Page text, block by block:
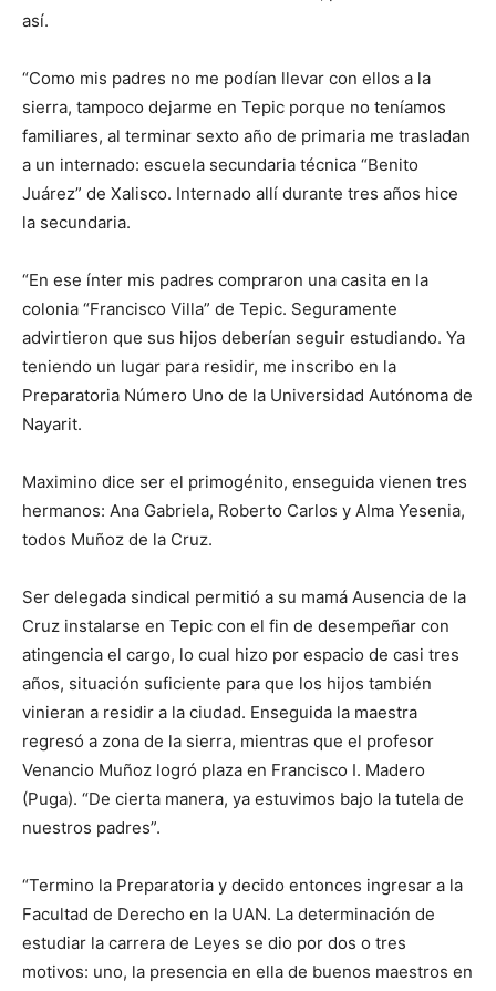
así.
“Como mis padres no me podían llevar con ellos a la
sierra, tampoco dejarme en Tepic porque no teníamos
familiares, al terminar sexto año de primaria me trasladan
a un internado: escuela secundaria técnica “Benito
Juárez” de Xalisco. Internado allí durante tres años hice
la secundaria.
“En ese ínter mis padres compraron una casita en la
colonia “Francisco Villa” de Tepic. Seguramente
advirtieron que sus hijos deberían seguir estudiando. Ya
teniendo un lugar para residir, me inscribo en la
Preparatoria Número Uno de la Universidad Autónoma de
Nayarit.
Maximino dice ser el primogénito, enseguida vienen tres
hermanos: Ana Gabriela, Roberto Carlos y Alma Yesenia,
todos Muñoz de la Cruz.
Ser delegada sindical permitió a su mamá Ausencia de la
Cruz instalarse en Tepic con el fin de desempeñar con
atingencia el cargo, lo cual hizo por espacio de casi tres
años, situación suficiente para que los hijos también
vinieran a residir a la ciudad. Enseguida la maestra
regresó a zona de la sierra, mientras que el profesor
Venancio Muñoz logró plaza en Francisco I. Madero
(Puga). “De cierta manera, ya estuvimos bajo la tutela de
nuestros padres”.
“Termino la Preparatoria y decido entonces ingresar a la
Facultad de Derecho en la UAN. La determinación de
estudiar la carrera de Leyes se dio por dos o tres
motivos: uno, la presencia en ella de buenos maestros en